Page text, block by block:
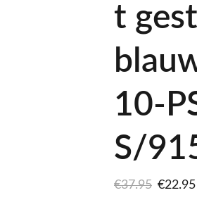
t
10-
S/
€37.95 €22.95